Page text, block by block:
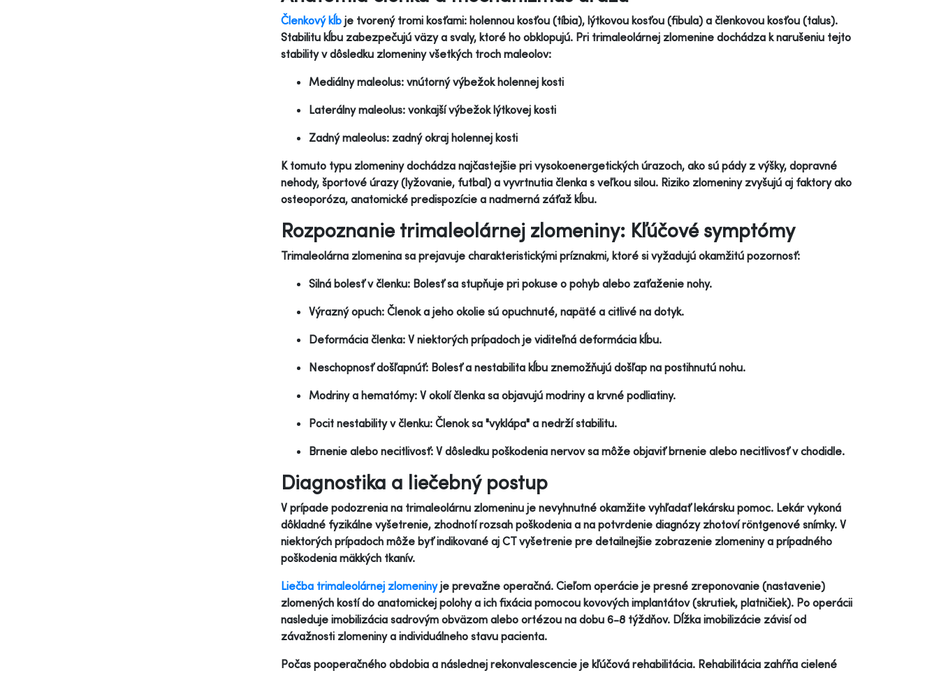
Členkový kĺb je tvorený tromi kosťami: holennou kosťou (tíbia), lýtkovou kosťou (fibula) a členkovou kosťou (talus).
Stabilitu kĺbu zabezpečujú väzy a svaly, ktoré ho obklopujú. Pri trimaleolárnej zlomenine dochádza k narušeniu tejto
stability v dôsledku zlomeniny všetkých troch maleolov:
Mediálny maleolus: vnútorný výbežok holennej kosti
Laterálny maleolus: vonkajší výbežok lýtkovej kosti
Zadný maleolus: zadný okraj holennej kosti
K tomuto typu zlomeniny dochádza najčastejšie pri vysokoenergetických úrazoch, ako sú pády z výšky, dopravné
nehody, športové úrazy (lyžovanie, futbal) a vyvrtnutia členka s veľkou silou. Riziko zlomeniny zvyšujú aj faktory ako
osteoporóza, anatomické predispozície a nadmerná záťaž kĺbu.
Rozpoznanie trimaleolárnej zlomeniny: Kľúčové symptómy
Trimaleolárna zlomenina sa prejavuje charakteristickými príznakmi, ktoré si vyžadujú okamžitú pozornosť:
Silná bolesť v členku: Bolesť sa stupňuje pri pokuse o pohyb alebo zaťaženie nohy.
Výrazný opuch: Členok a jeho okolie sú opuchnuté, napäté a citlivé na dotyk.
Deformácia členka: V niektorých prípadoch je viditeľná deformácia kĺbu.
Neschopnosť došľapnúť: Bolesť a nestabilita kĺbu znemožňujú došľap na postihnutú nohu.
Modriny a hematómy: V okolí členka sa objavujú modriny a krvné podliatiny.
Pocit nestability v členku: Členok sa "vyklápa" a nedrží stabilitu.
Brnenie alebo necitlivosť: V dôsledku poškodenia nervov sa môže objaviť brnenie alebo necitlivosť v chodidle.
Diagnostika a liečebný postup
V prípade podozrenia na trimaleolárnu zlomeninu je nevyhnutné okamžite vyhľadať lekársku pomoc. Lekár vykoná
dôkladné fyzikálne vyšetrenie, zhodnotí rozsah poškodenia a na potvrdenie diagnózy zhotoví röntgenové snímky. V
niektorých prípadoch môže byť indikované aj CT vyšetrenie pre detailnejšie zobrazenie zlomeniny a prípadného
poškodenia mäkkých tkanív.
Liečba trimaleolárnej zlomeninyje prevažne operačná. Cieľom operácie je presné zreponovanie (nastavenie)
zlomených kostí do anatomickej polohy a ich fixácia pomocou kovových implantátov (skrutiek, platničiek). Po operácii
nasleduje imobilizácia sadrovým obväzom alebo ortézou na dobu 6-8 týždňov. Dĺžka imobilizácie závisí od
závažnosti zlomeniny a individuálneho stavu pacienta.
Počas pooperačného obdobia a následnej rekonvalescencie je kľúčová rehabilitácia. Rehabilitácia zahŕňa cielené